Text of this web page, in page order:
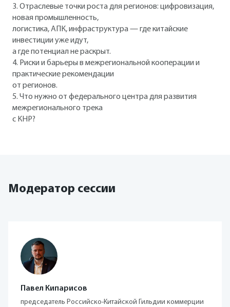
3. Отраслевые точки роста для регионов: цифровизация,
новая промышленность,
логистика, АПК, инфраструктура — где китайские
инвестиции уже идут,
а где потенциал не раскрыт.
4. Риски и барьеры в межрегиональной кооперации и
практические рекомендации
от регионов.
5. Что нужно от федерального центра для развития
межрегионального трека
с КНР?
Модератор сессии
Павел Кипарисов
председатель Российско-Китайской Гильдии коммерции